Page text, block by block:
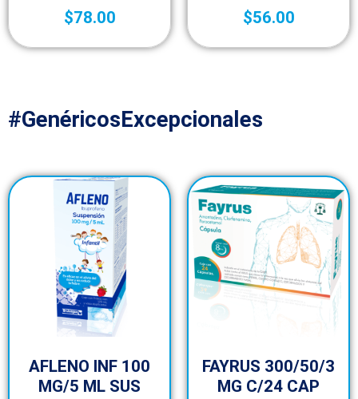
$78.00
$56.00
#GenéricosExcepcionales
AFLENO INF 100
MG/5 ML SUS
FAYRUS 300/50/3
MG C/24 CAP